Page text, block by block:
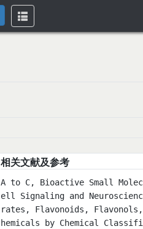
Toggle
navigation
相关文献及参考
A to C, Bioactive Small
ell Signaling and
rates, Flavonoids,
hemicals by Chemical